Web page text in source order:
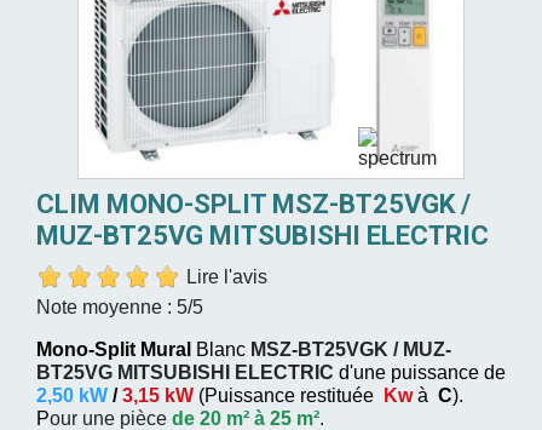
CLIM MONO-SPLIT MSZ-BT25VGK /
MUZ-BT25VG MITSUBISHI ELECTRIC
Lire l'avis
Note moyenne : 5/5
Mono-Split Mural Blanc MSZ-BT25VGK / MUZ-
BT25VG MITSUBISHI ELECTRIC d'une puissance de
2,50 kW /3,15 kW (Puissance restituée Kwà C).
Pour une pièce de 20 m² à 25 m².